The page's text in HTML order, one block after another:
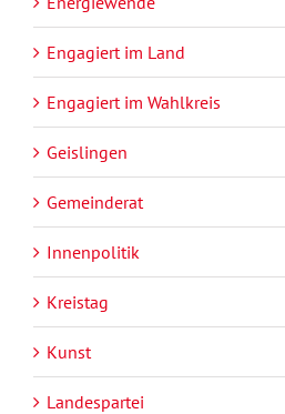
Engagiert im Land
Engagiert im Wahlkreis
Geislingen
Gemeinderat
Innenpolitik
Kreistag
Kunst
Landespartei